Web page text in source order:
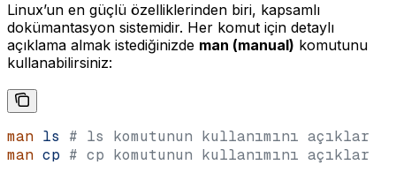
Linux’un en güçlü özelliklerinden biri, kapsamlı
dokümantasyon sistemidir. Her komut için detaylı
açıklama almak istediğinizde man (manual) komutunu
kullanabilirsiniz:
man ls # ls komutunun kullanımını açıklar
man cp # cp komutunun kullanımını açıklar